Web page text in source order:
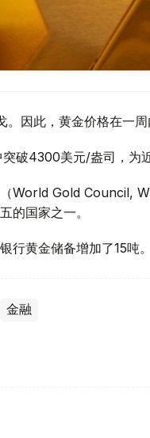
。因此，黄金价格在一
破4300美元/盎司，为
（World Gold Council,
的国家之一。
行黄金储备增加了15吨。
金融